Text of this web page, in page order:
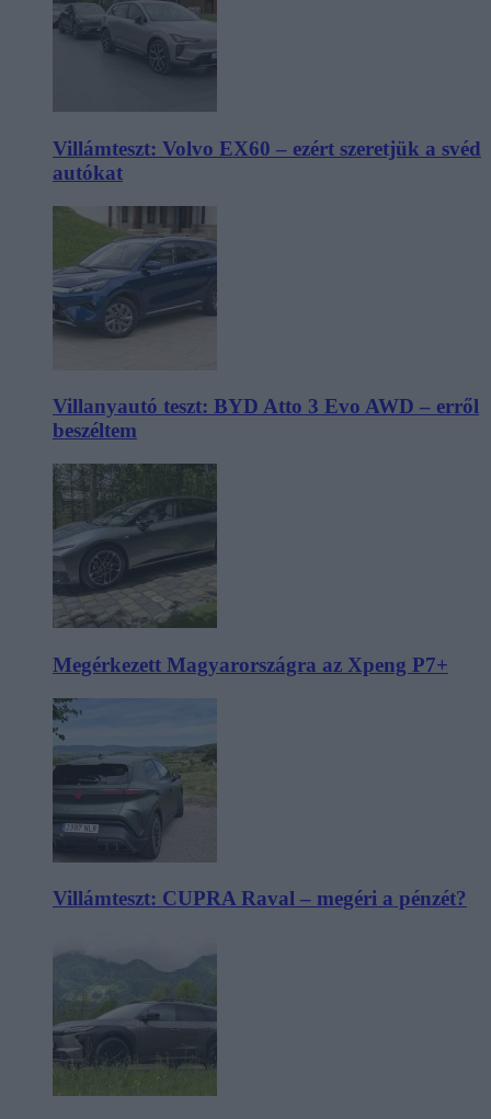
Villámteszt: Volvo EX60 – ezért szeretjük a svéd
autókat
Villanyautó teszt: BYD Atto 3 Evo AWD – erről
beszéltem
Megérkezett Magyarországra az Xpeng P7+
Villámteszt: CUPRA Raval – megéri a pénzét?